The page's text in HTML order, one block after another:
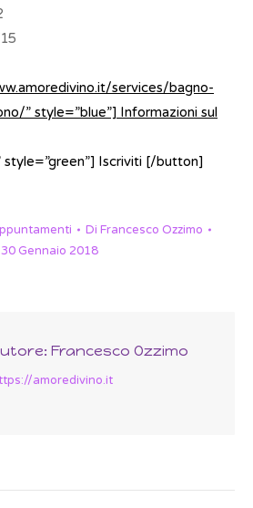
services/bagno-
” style=”blue”] Informazioni sul
style=”green”] Iscriviti [/button]
Di Francesco Ozzimo
30 Gennaio 2018
Francesco Ozzimo
amoredivino.it